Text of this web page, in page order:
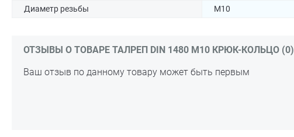
Диаметр резьбы
М10
ОТЗЫВЫ О ТОВАРЕ ТАЛРЕП DIN 1480 М10 КРЮК-КОЛЬЦО (0)
Ваш отзыв по данному товару может быть первым